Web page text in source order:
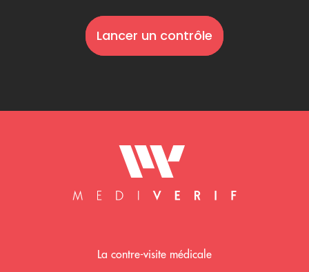
Lancer un contrôle
La contre-visite médicale